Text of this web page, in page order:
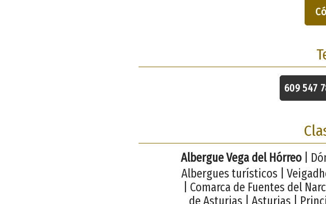
609 547
Albergue Vega del Hórreo |
Albergues turísticos |
| Comarca de Fuentes del
de Asturias | Asturias |